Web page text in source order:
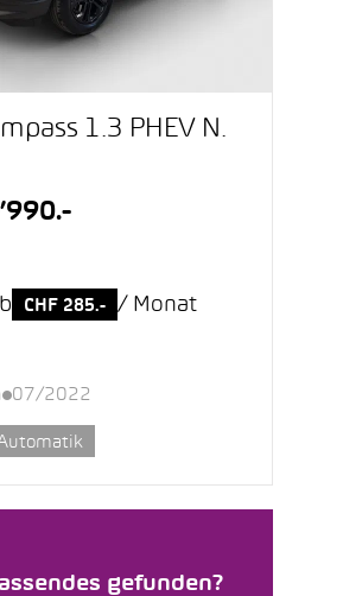
gefunden?
1.3 PHEV N.
CHF 285.- / Monat
07/2022